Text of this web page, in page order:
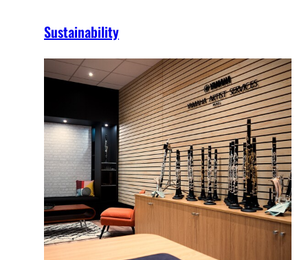
Sustainability